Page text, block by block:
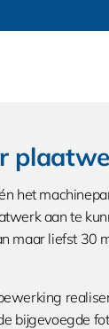
het
aan te
maar liefst 30
bijgevoegde